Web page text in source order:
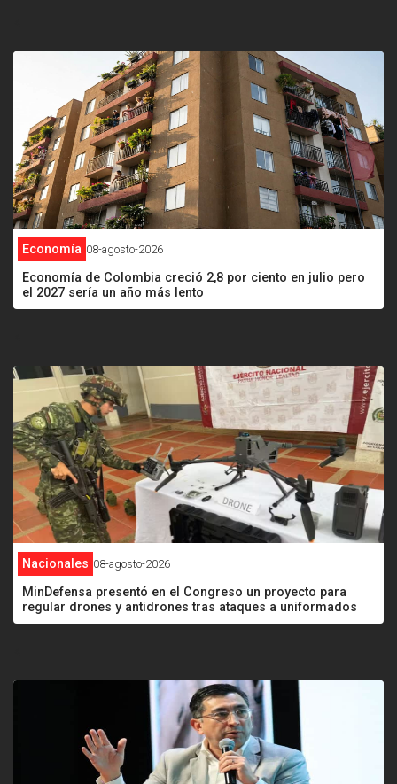
Economía 08-agosto-2026
Economía de Colombia creció 2,8 por ciento en julio pero
el 2027 sería un año más lento
Nacionales 08-agosto-2026
MinDefensa presentó en el Congreso un proyecto para
regular drones y antidrones tras ataques a uniformados